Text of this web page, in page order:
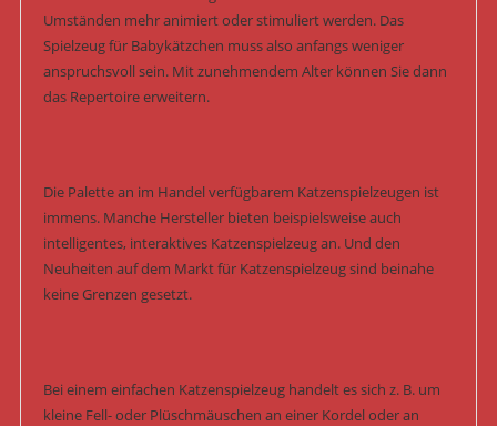
Umständen mehr animiert oder stimuliert werden. Das
Spielzeug für Babykätzchen muss also anfangs weniger
anspruchsvoll sein. Mit zunehmendem Alter können Sie dann
das Repertoire erweitern.
Die Palette an im Handel verfügbarem Katzenspielzeugen ist
immens. Manche Hersteller bieten beispielsweise auch
intelligentes, interaktives Katzenspielzeug an. Und den
Neuheiten auf dem Markt für Katzenspielzeug sind beinahe
keine Grenzen gesetzt.
Bei einem einfachen Katzenspielzeug handelt es sich z. B. um
kleine Fell- oder Plüschmäuschen an einer Kordel oder an